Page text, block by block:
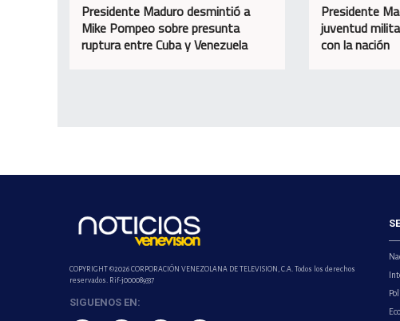
Presidente Maduro desmintió a
Mike Pompeo sobre presunta
ruptura entre Cuba y Venezuela
Presidente
juventud
con la nación
COPYRIGHT ©2026 CORPORACIÓN VENEZOLANA DE TELEVISION, C.A. Todos los derechos
reservados. Rif-j000089337
SIGUENOS EN: